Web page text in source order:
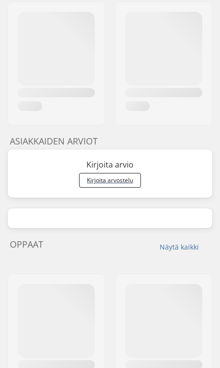
ASIAKKAIDEN ARVIOT
Kirjoita arvio
Kirjoita arvostelu
Näytä kaikki
OPPAAT